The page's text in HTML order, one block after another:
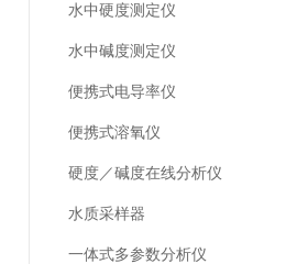
水中硬度测定仪
水中碱度测定仪
便携式电导率仪
便携式溶氧仪
硬度／碱度在线分析仪
水质采样器
一体式多参数分析仪